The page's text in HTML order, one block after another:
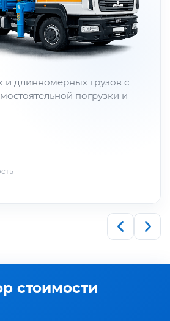
и длинномерных грузов с
погрузки и
стоимости